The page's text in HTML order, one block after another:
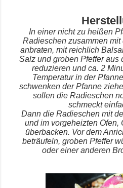
In einer nicht zu heißen
Radieschen zusammen
anbraten, mit reichlich
Salz und groben Pfeffer aus
reduzieren und ca. 2
Temperatur in der
schwenken der Pfanne
sollen die Radieschen
schmeckt
Dann die Radieschen mit
und im vorgeheizten Ofen,
überbacken. Vor dem
beträufeln, groben Pfeffer
oder einer anderen